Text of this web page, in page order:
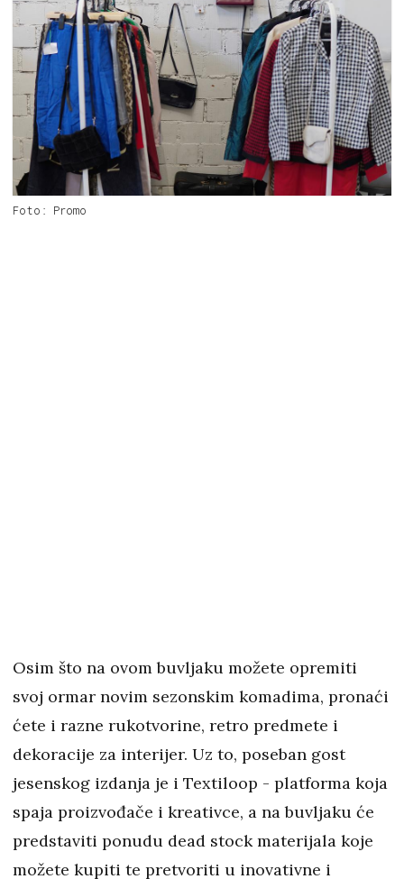
Foto: Promo
Osim što na ovom buvljaku možete opremiti
svoj ormar novim sezonskim komadima, pronaći
ćete i razne rukotvorine, retro predmete i
dekoracije za interijer. Uz to, poseban gost
jesenskog izdanja je i Textiloop - platforma koja
spaja proizvođače i kreativce, a na buvljaku će
predstaviti ponudu dead stock materijala koje
možete kupiti te pretvoriti u inovativne i